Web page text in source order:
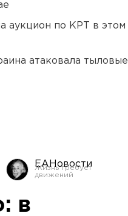
аукцион по КРТ в этом
атаковала тыловые
ЕАНовости
в